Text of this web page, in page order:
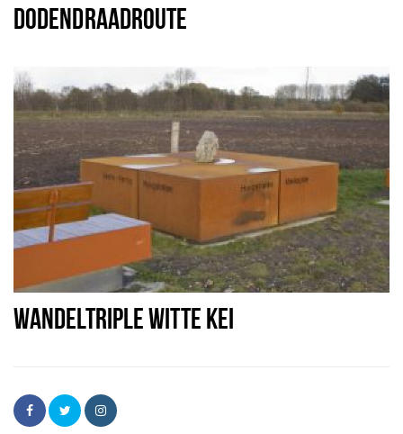
DODENDRAADROUTE
WANDELTRIPLE WITTE KEI